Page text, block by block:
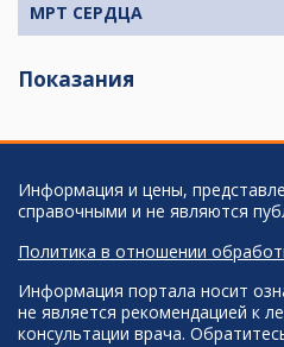
МРТ СЕРДЦА
Показания
Информация и цены,
справочными и не являются
Политика в отношении
Информация портала носит
не является рекомендацией к
консультации врача.